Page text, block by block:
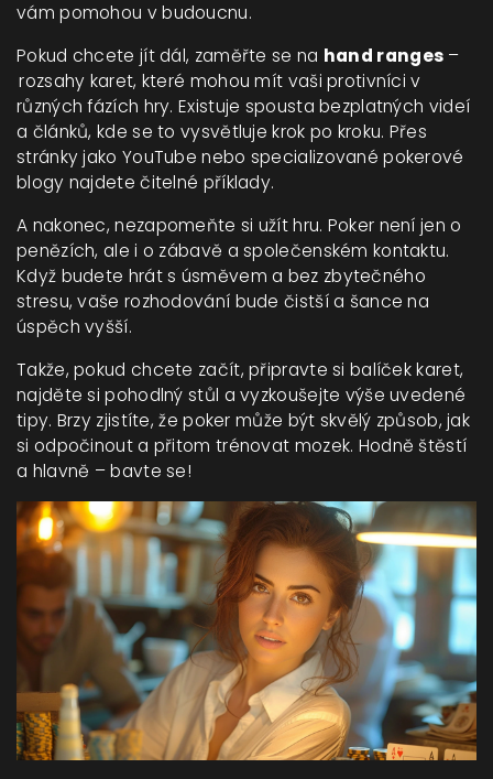
vám pomohou v budoucnu.
Pokud chcete jít dál, zaměřte se na hand ranges –
rozsahy karet, které mohou mít vaši protivníci v
různých fázích hry. Existuje spousta bezplatných videí
a článků, kde se to vysvětluje krok po kroku. Přes
stránky jako YouTube nebo specializované pokerové
blogy najdete čitelné příklady.
A nakonec, nezapomeňte si užít hru. Poker není jen o
penězích, ale i o zábavě a společenském kontaktu.
Když budete hrát s úsměvem a bez zbytečného
stresu, vaše rozhodování bude čistší a šance na
úspěch vyšší.
Takže, pokud chcete začít, připravte si balíček karet,
najděte si pohodlný stůl a vyzkoušejte výše uvedené
tipy. Brzy zjistíte, že poker může být skvělý způsob, jak
si odpočinout a přitom trénovat mozek. Hodně štěstí
a hlavně – bavte se!